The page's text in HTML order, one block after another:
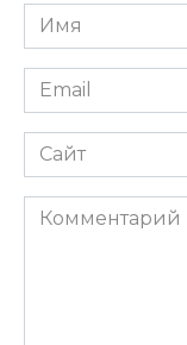
Имя
*
Email
*
Сайт
Комментарий